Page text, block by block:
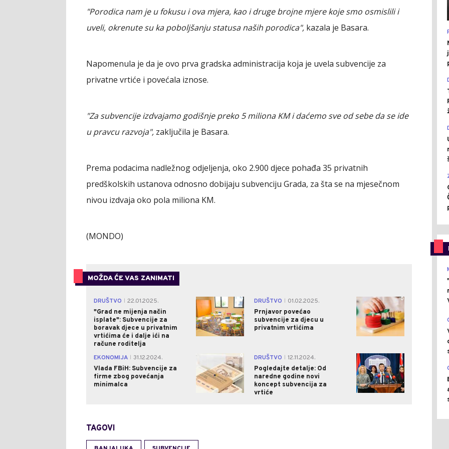
"Porodica nam je u fokusu i ova mjera, kao i druge brojne mjere koje smo osmislili i
uveli, okrenute su ka poboljšanju statusa naših porodica", kazala je Basara.
Napomenula je da je ovo prva gradska administracija koja je uvela subvencije za
privatne vrtiće i povećala iznose.
"Za subvencije izdvajamo godišnje preko 5 miliona KM i daćemo sve od sebe da se ide
u pravcu razvoja", zaključila je Basara.
Prema podacima nadležnog odjeljenja, oko 2.900 djece pohađa 35 privatnih
predškolskih ustanova odnosno dobijaju subvenciju Grada, za šta se na mjesečnom
nivou izdvaja oko pola miliona KM.
(MONDO)
MOŽDA ĆE VAS ZANIMATI
DRUŠTVO
22.01.2025.
"Grad ne mijenja način
isplate": Subvencije za
boravak djece u privatnim
vrtićima će i dalje ići na
račune roditelja
0 DRUŠTVO
01.02.2025.
Prnjavor povećao
subvencije za djecu u
privatnim vrtićima
0
EKONOMIJA
31.12.2024.
Vlada FBiH: Subvencije za
firme zbog povećanja
minimalca
0 DRUŠTVO
12.11.2024.
Pogledajte detalje: Od
naredne godine novi
koncept subvencija za
vrtiće
1
TAGOVI